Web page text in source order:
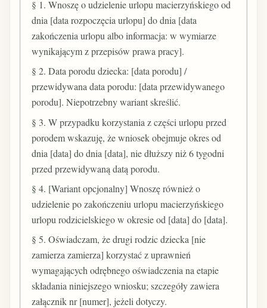
§ 1. Wnoszę o udzielenie urlopu macierzyńskiego od
dnia [data rozpoczęcia urlopu] do dnia [data
zakończenia urlopu albo informacja: w wymiarze
wynikającym z przepisów prawa pracy].
§ 2. Data porodu dziecka: [data porodu] /
przewidywana data porodu: [data przewidywanego
porodu]. Niepotrzebny wariant skreślić.
§ 3. W przypadku korzystania z części urlopu przed
porodem wskazuję, że wniosek obejmuje okres od
dnia [data] do dnia [data], nie dłuższy niż 6 tygodni
przed przewidywaną datą porodu.
§ 4. [Wariant opcjonalny] Wnoszę również o
udzielenie po zakończeniu urlopu macierzyńskiego
urlopu rodzicielskiego w okresie od [data] do [data].
§ 5. Oświadczam, że drugi rodzic dziecka [nie
zamierza zamierza] korzystać z uprawnień
wymagających odrębnego oświadczenia na etapie
składania niniejszego wniosku; szczegóły zawiera
załącznik nr [numer], jeżeli dotyczy.